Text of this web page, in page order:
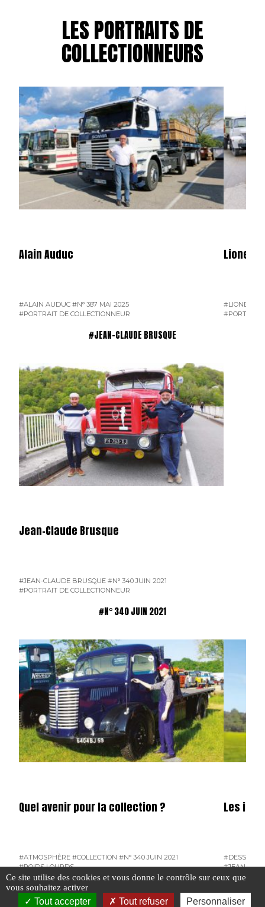
LES PORTRAITS DE
COLLECTIONNEURS
Alain Auduc
#ALAIN AUDUC #N° 387 MAI 2025
#PORTRAIT DE COLLECTIONNEUR
Lionel
#LIONEL
#PORTRAIT
#JEAN-CLAUDE BRUSQUE
Jean-Claude Brusque
#JEAN-CLAUDE BRUSQUE #N° 340 JUIN 2021
#PORTRAIT DE COLLECTIONNEUR
#N° 340 JUIN 2021
Quel avenir pour la collection ?
#ATMOSPHÈRE #COLLECTION #N° 340 JUIN 2021
#POIDS LOURDS
Les
#DESSINS
#JEAN-
#THIERRY
#PORTRAIT DE COLLECTIONNEUR
Ce site utilise des cookies et vous donne le contrôle sur ceux que
vous souhaitez activer
Tout accepter Tout refuser Personnaliser